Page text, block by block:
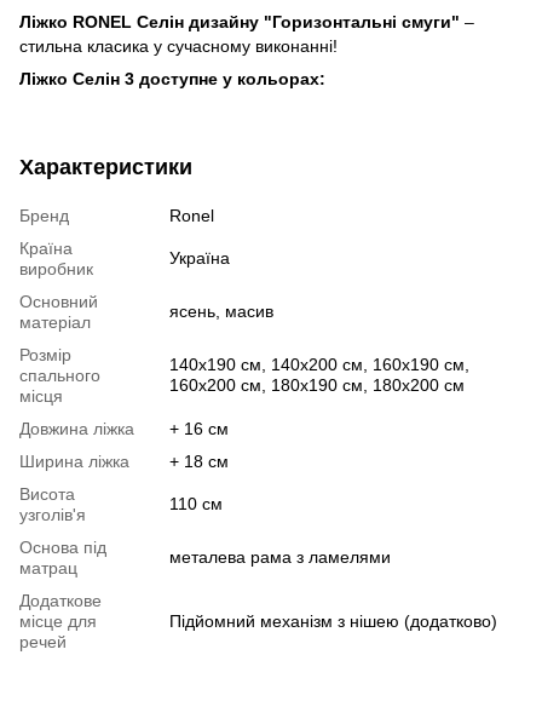
Ліжко RONEL Селін дизайну "Горизонтальні смуги" –
стильна класика у сучасному виконанні!
Ліжко Селін 3 доступне у кольорах:
Характеристики
Бренд
Ronel
Країна
виробник
Україна
Основний
матеріал
ясень, масив
Розмір
спального
місця
140х190 см, 140х200 см, 160х190 см,
160х200 см, 180х190 см, 180х200 см
Довжина ліжка
+ 16 см
Ширина ліжка
+ 18 см
Висота
узголів'я
110 см
Основа під
матрац
металева рама з ламелями
Додаткове
місце для
речей
Підйомний механізм з нішею (додатково)